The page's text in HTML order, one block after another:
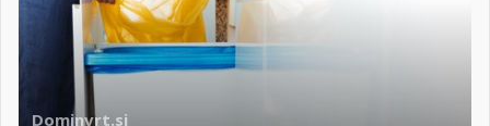
Dominvrt.si